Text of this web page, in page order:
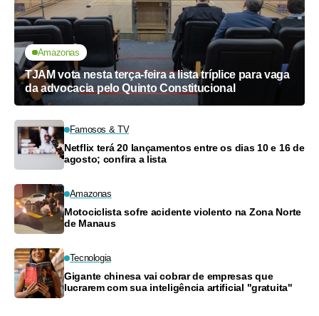
Amazonas
TJAM vota nesta terça-feira a lista tríplice para vaga
da advocacia pelo Quinto Constitucional
Famosos & TV
Netflix terá 20 lançamentos entre os dias 10 e 16 de
agosto; confira a lista
Amazonas
Motociclista sofre acidente violento na Zona Norte
de Manaus
Tecnologia
Gigante chinesa vai cobrar de empresas que
lucrarem com sua inteligência artificial "gratuita"